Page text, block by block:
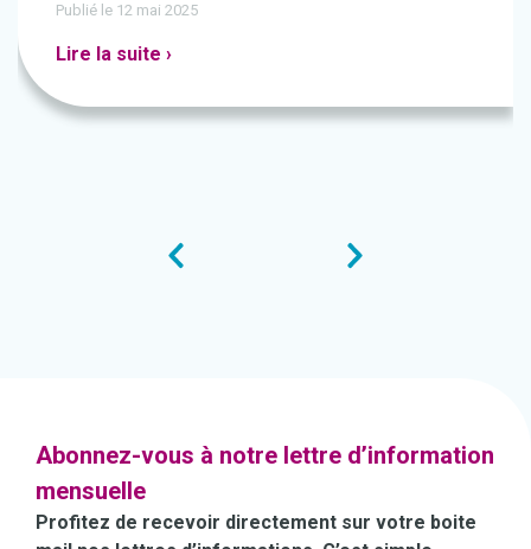
Publié le 12 mai 2025
Lire la suite ›
Abonnez-vous à notre lettre d’information
mensuelle
Profitez de recevoir directement sur votre boite